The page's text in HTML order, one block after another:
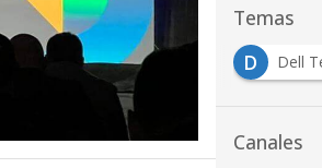
Temas
D
Dell
Canales